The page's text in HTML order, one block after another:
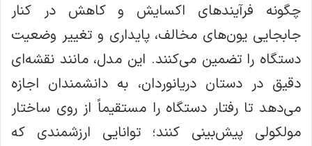
چگونه فرآیندهای اکسایش و کاهش در کنار
جابجایی یون‌های مخالف، پایداری و تغییر وضعیت
دستگاه را تضمین می‌کنند. این مدل، مانند نقشه‌ای
دقیق در دستان دریانوردان، به دانشمندان اجازه
می‌دهد تا رفتار دستگاه را مستقیماً از روی ساختار
مولکولی پیش‌بینی کنند؛ توانایی ارزشمندی که